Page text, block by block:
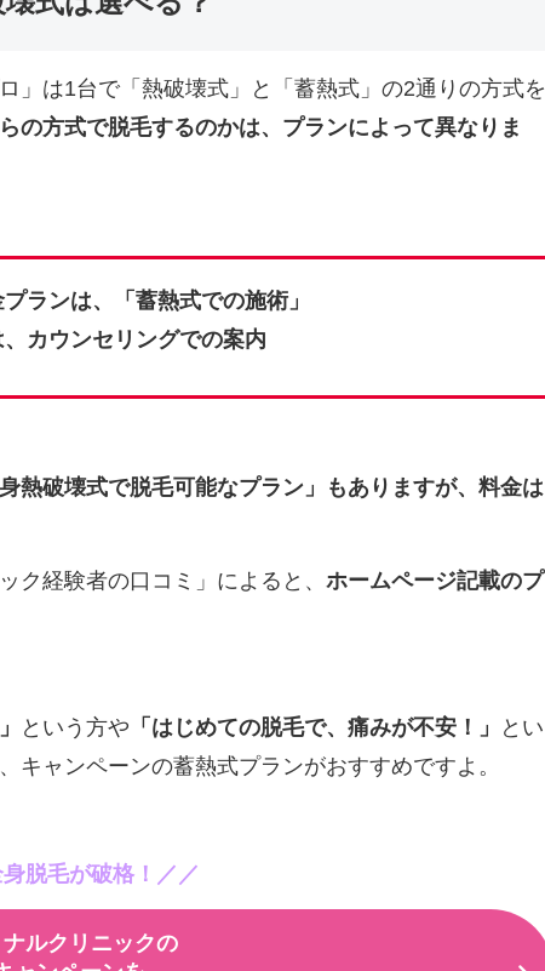
」は1台で「熱破壊式」と「蓄熱式」の2通りの方式を
の方式で脱毛するのかは、プランによって異なりま
ランは、「蓄熱式での施術」
カウンセリングでの案内
熱破壊式で脱毛可能なプラン」もありますが、料金は
ク経験者の口コミ」によると、 ホームページ記載のプ
という方や 「はじめての脱毛で、痛みが不安！」
とい
キャンペーンの蓄熱式プランがおすすめですよ。
脱毛が破格！／／
ルクリニックの